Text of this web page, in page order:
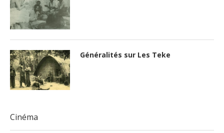
Généralités sur Les Teke
Cinéma